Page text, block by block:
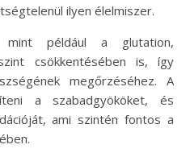
ilyen élelmiszer.
mint például a glutation,
csökkentésében is, így
megőrzéséhez. A
a szabadgyököket, és
ami szintén fontos a